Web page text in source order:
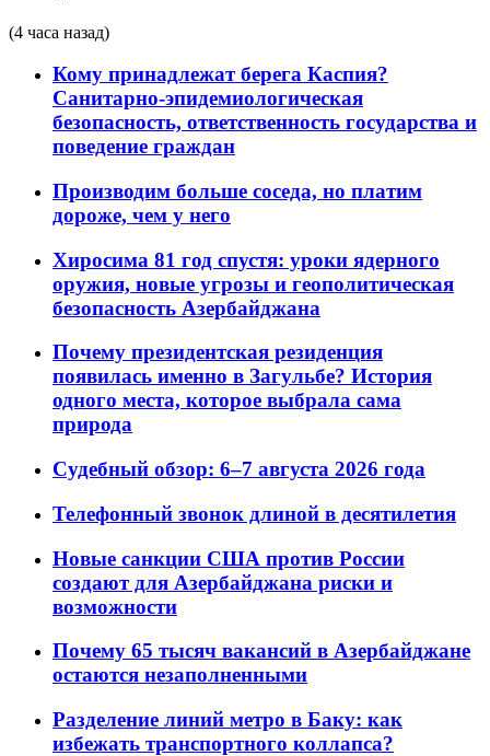
(4 часа назад)
Кому принадлежат берега Каспия?
Санитарно-эпидемиологическая
безопасность, ответственность государства и
поведение граждан
Производим больше соседа, но платим
дороже, чем у него
Хиросима 81 год спустя: уроки ядерного
оружия, новые угрозы и геополитическая
безопасность Азербайджана
Почему президентская резиденция
появилась именно в Загульбе? История
одного места, которое выбрала сама
природа
Судебный обзор: 6–7 августа 2026 года
Телефонный звонок длиной в десятилетия
Новые санкции США против России
создают для Азербайджана риски и
возможности
Почему 65 тысяч вакансий в Азербайджане
остаются незаполненными
Разделение линий метро в Баку: как
избежать транспортного коллапса?